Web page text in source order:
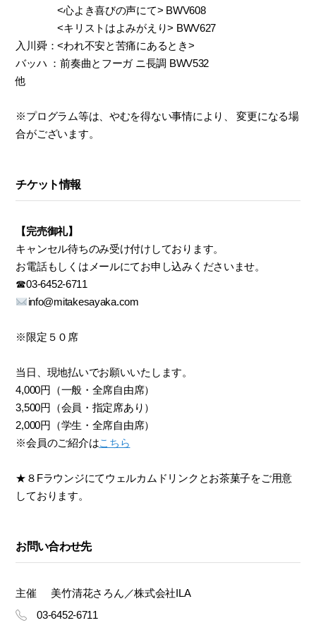
<心よき喜びの声にて> BWV608
<キリストはよみがえり> BWV627
入川舜：<われ不安と苦痛にあるとき>
バッハ ：前奏曲とフーガ ニ長調 BWV532
他
※プログラム等は、やむを得ない事情により、 変更になる場
合がございます。
チケット情報
【完売御礼】
キャンセル待ちのみ受け付けしております。
お電話もしくはメールにてお申し込みくださいませ。
☎︎03-6452-6711
info@mitakesayaka.com
※限定５０席
当日、現地払いでお願いいたします。
4,000円（一般・全席自由席）
3,500円（会員・指定席あり）
2,000円（学生・全席自由席）
※会員のご紹介はこちら
★８Fラウンジにてウェルカムドリンクとお茶菓子をご用意
しております。
お問い合わせ先
主催
美竹清花さろん／株式会社ILA
03-6452-6711